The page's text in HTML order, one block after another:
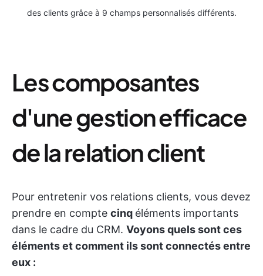
des clients grâce à 9 champs personnalisés différents.
Les composantes
d'une gestion efficace
de la relation client
Pour entretenir vos relations clients, vous devez
prendre en compte cinq éléments importants
dans le cadre du CRM. Voyons quels sont ces
éléments et comment ils sont connectés entre
eux :